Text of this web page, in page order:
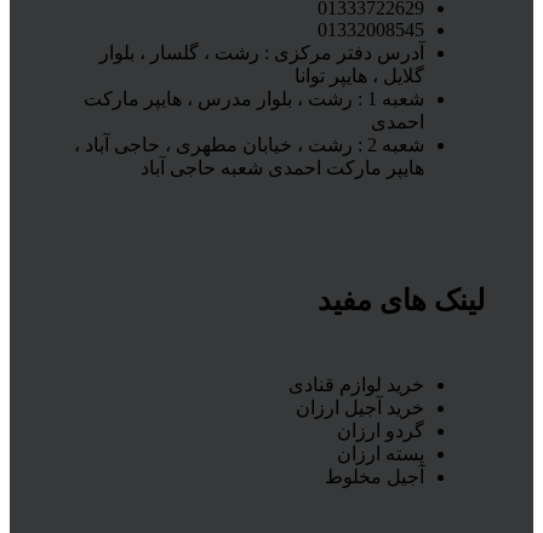
01333722629
01332008545
آدرس دفتر مرکزی : رشت ، گلسار ، بلوار
گلایل ، هایپر توانا
شعبه 1 : رشت ، بلوار مدرس ، هایپر مارکت
احمدی
شعبه 2 : رشت ، خیابان مطهری ، حاجی آباد ،
هایپر مارکت احمدی شعبه حاجی آباد
لینک های مفید
خرید لوازم قنادی
خرید آجیل ارزان
گردو ارزان
پسته ارزان
آجیل مخلوط